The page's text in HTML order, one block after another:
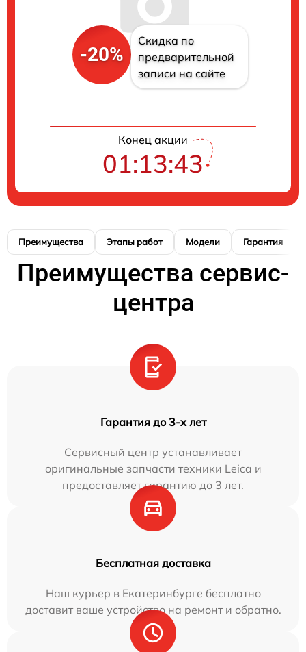
-20%
Скидка по
предварительной
записи на сайте
Конец акции
01:13:42
Преимущества Этапы работ Модели Гарантия
Преимущества сервис-
центра
Гарантия до 3-х лет
Сервисный центр устанавливает
оригинальные запчасти техники Leica и
предоставляет гарантию до 3 лет.
Бесплатная доставка
Наш курьер в Екатеринбурге бесплатно
доставит ваше устройство на ремонт и обратно.